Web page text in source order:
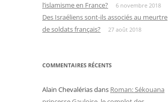
l’islamisme en France?
6 novembre 2018
Des Israéliens sont-ils associés au meurtre
de soldats français?
27 août 2018
COMMENTAIRES RÉCENTS
Alain Chevalériasdans Roman: Sékouana